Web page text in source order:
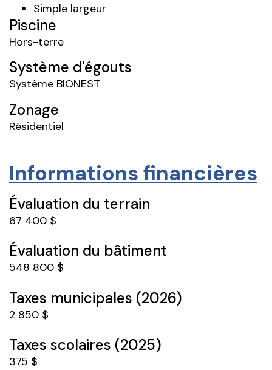
Simple largeur
Piscine
Hors-terre
Système d'égouts
Système BIONEST
Zonage
Résidentiel
Informations financières
Évaluation du terrain
67 400 $
Évaluation du bâtiment
548 800 $
Taxes municipales (2026)
2 850 $
Taxes scolaires (2025)
375 $